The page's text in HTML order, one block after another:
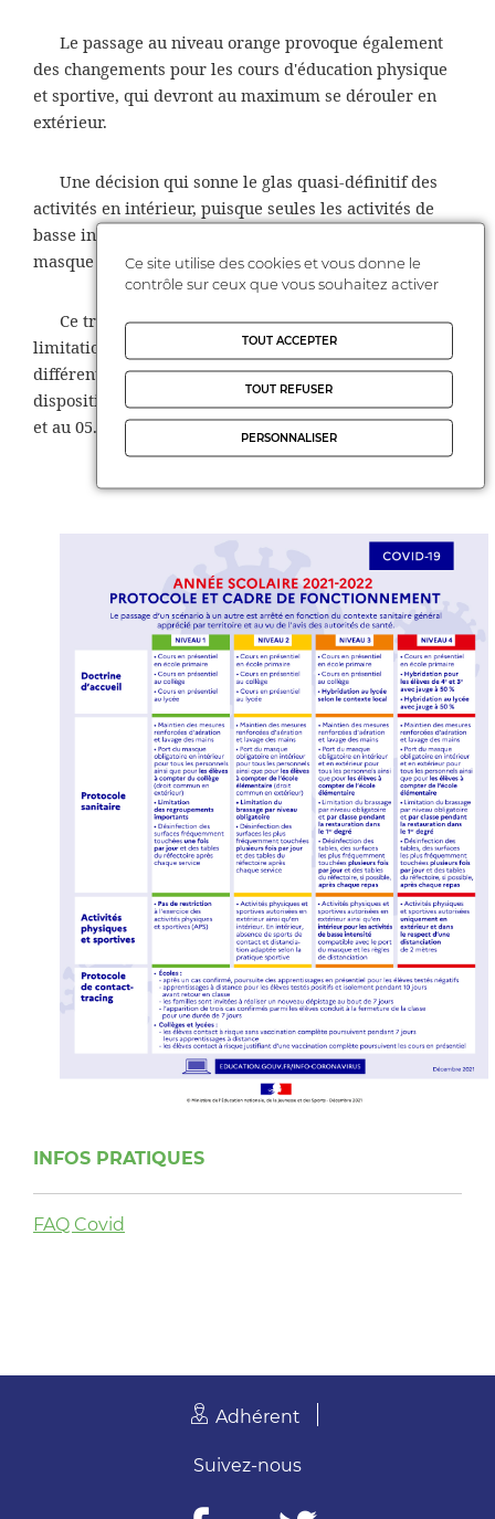
Le passage au niveau orange provoque également
des changements pour les cours d'éducation physique
et sportive, qui devront au maximum se dérouler en
extérieur.
Une décision qui sonne le glas quasi-définitif des
activités en intérieur, puisque seules les activités de
basse intensité sont compatibles avec le port du
masque et la distanciation sociale.
Ce troisième niveau prévoit également "la
limitation du brassage entre élèves de groupes
différents" à la cantine. Nous restons à votre
disposition si besoin à la permanence de la FCPE à Albi
et au 05.63.54.88.77
INFOS PRATIQUES
FAQ Covid
Adhérent
Suivez-nous
Ce site utilise des cookies et vous donne le
contrôle sur ceux que vous souhaitez activer
TOUT ACCEPTER
TOUT REFUSER
PERSONNALISER